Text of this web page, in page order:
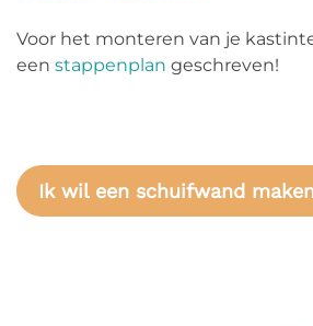
Voor het monteren van je
een stappenplan geschreven!
Ik wil een schuifwand